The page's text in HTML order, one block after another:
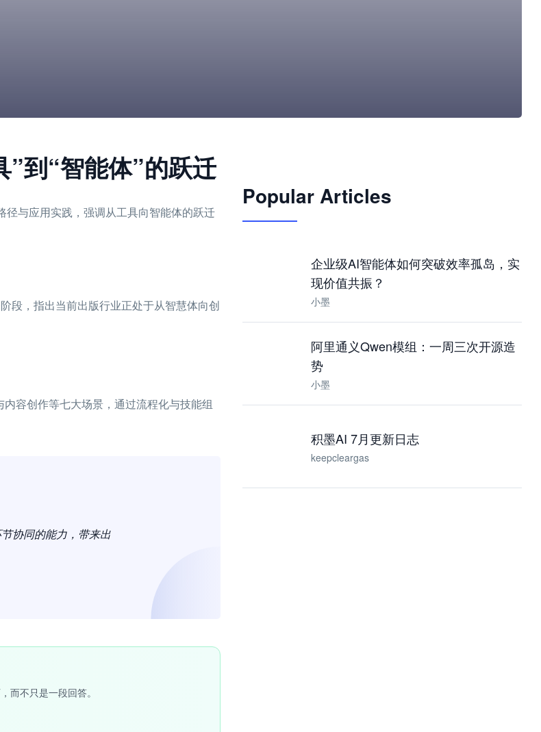
到“智能体”的跃迁
径与应用实践，强调从工具向智能体的跃迁
段，指出当前出版行业正处于从智慧体向创
容创作等七大场景，通过流程化与技能组
协同的能力，带来出
而不只是一段回答。
JimoClaw 桌面 AI Agent 工作台
Popular Articles
企业级AI智能体如何突破效率孤岛，实
现价值共振？
小墨
阿里通义Qwen模组：一周三次开源造
势
小墨
积墨AI 7月更新日志
keepcleargas